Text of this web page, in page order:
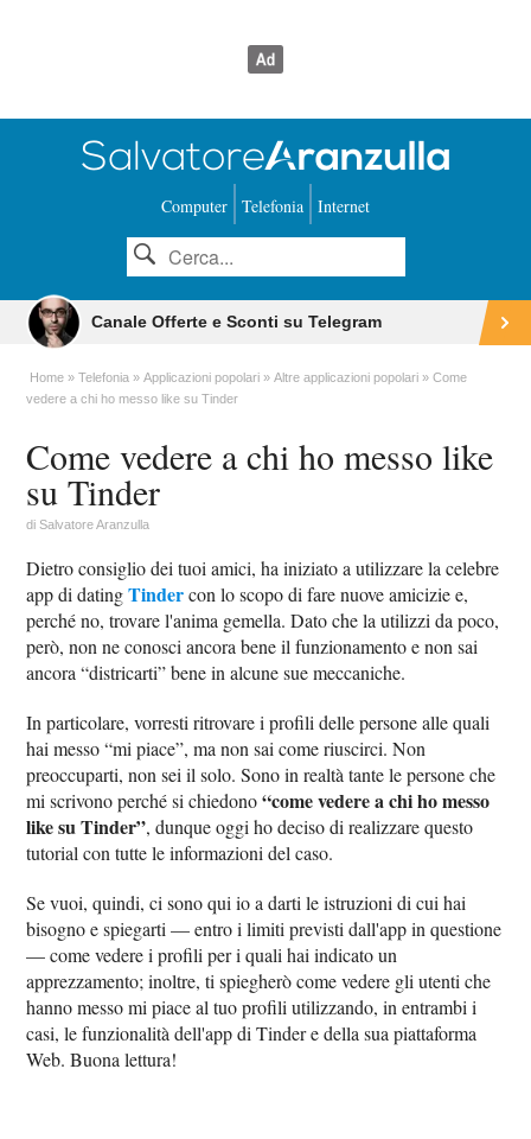
Computer Telefonia Internet
Canale Offerte e Sconti su Telegram
Home Telefonia Applicazioni popolari Altre applicazioni popolari
Come
vedere a chi ho messo like su Tinder
Come vedere a chi ho messo like
su Tinder
diSalvatore Aranzulla
Dietro consiglio dei tuoi amici, ha iniziato a utilizzare la celebre
app di datingTindercon lo scopo di fare nuove amicizie e,
perché no, trovare l'anima gemella. Dato che la utilizzi da poco,
però, non ne conosci ancora bene il funzionamento e non sai
ancora “districarti” bene in alcune sue meccaniche.
In particolare, vorresti ritrovare i profili delle persone alle quali
hai messo “mi piace”, ma non sai come riuscirci. Non
preoccuparti, non sei il solo. Sono in realtà tante le persone che
mi scrivono perché si chiedono“come vedere a chi ho messo
like su Tinder”, dunque oggi ho deciso di realizzare questo
tutorial con tutte le informazioni del caso.
Se vuoi, quindi, ci sono qui io a darti le istruzioni di cui hai
bisogno e spiegarti — entro i limiti previsti dall'app in questione
— come vedere i profili per i quali hai indicato un
apprezzamento; inoltre, ti spiegherò come vedere gli utenti che
hanno messo mi piace al tuo profili utilizzando, in entrambi i
casi, le funzionalità dell'app di Tinder e della sua piattaforma
Web. Buona lettura!